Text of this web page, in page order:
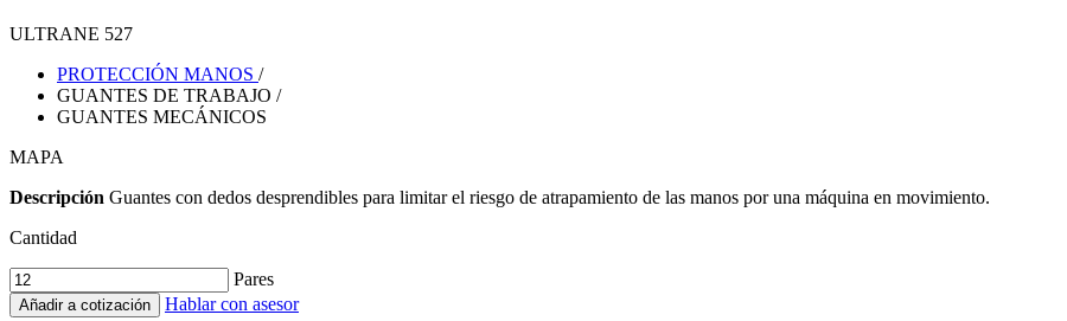
ULTRANE 527
PROTECCIÓN MANOS /
GUANTES DE TRABAJO /
GUANTES MECÁNICOS
MAPA
Descripción Guantes con dedos desprendibles para limitar el riesgo de atrapamiento de las manos por una máquina en movimiento.
Cantidad
Pares
Añadir a cotización Hablar con asesor